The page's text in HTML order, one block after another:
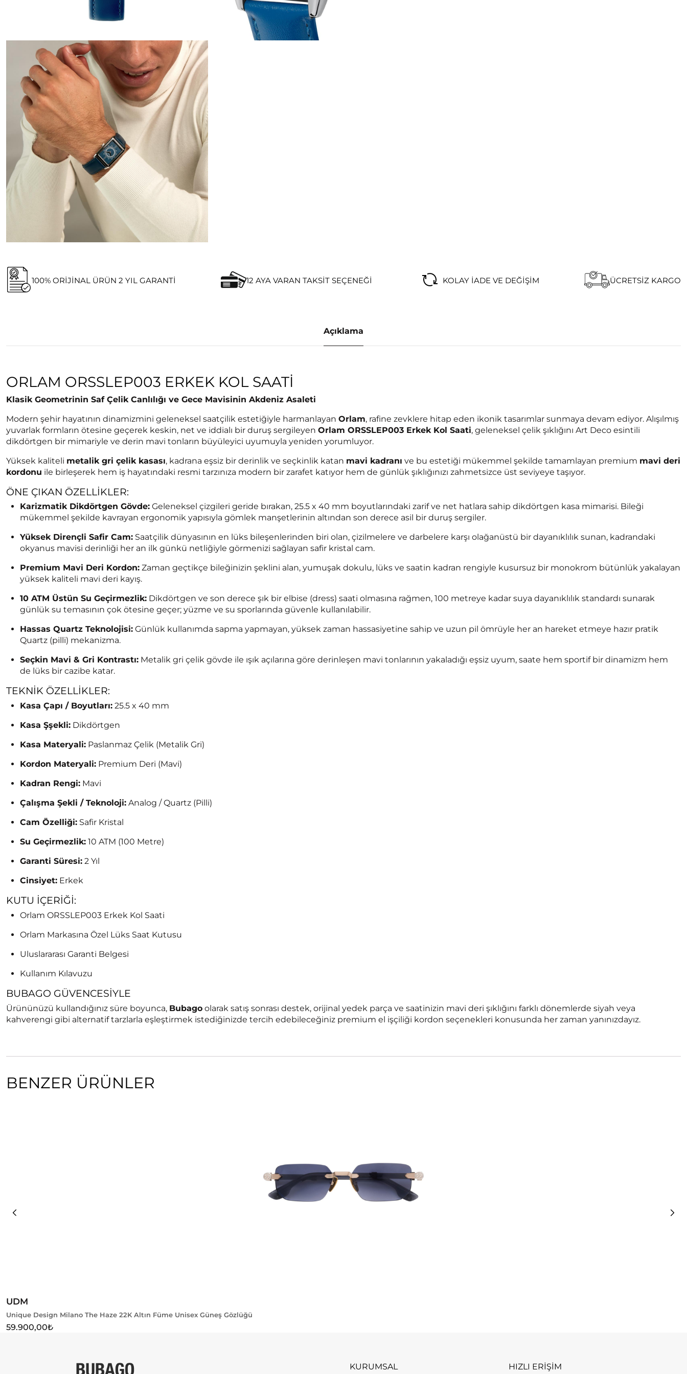
100% ORIJINAL ÜRÜN 2 YIL GARANTI 12 AYA VARAN TAKSIT SEÇENEĞI KOLAY İADE VE DEĞIŞIM ÜCRETSIZ KARGO
Açıklama
ORLAM ORSSLEP003 ERKEK KOL SAATI
Klasik Geometrinin Saf Çelik Canlılığı ve Gece Mavisinin Akdeniz Asaleti
Modern şehir hayatının dinamizmini geleneksel saatçilik estetiğiyle harmanlayan Orlam, rafine zevklere hitap eden ikonik tasarımlar sunmaya devam ediyor. Alışılmış
yuvarlak formların ötesine geçerek keskin, net ve iddialı bir duruş sergileyen Orlam ORSSLEP003 Erkek Kol Saati, geleneksel çelik şıklığını Art Deco esintili
dikdörtgen bir mimariyle ve derin mavi tonların büyüleyici uyumuyla yeniden yorumluyor.
Yüksek kaliteli metalik gri çelik kasası, kadrana eşsiz bir derinlik ve seçkinlik katan mavi kadranı ve bu estetiği mükemmel şekilde tamamlayan premium mavi deri
kordonu ile birleşerek hem iş hayatındaki resmi tarzınıza modern bir zarafet katıyor hem de günlük şıklığınızı zahmetsizce üst seviyeye taşıyor.
ÖNE ÇIKAN ÖZELLIKLER:
Karizmatik Dikdörtgen Gövde: Geleneksel çizgileri geride bırakan, 25.5 x 40 mm boyutlarındaki zarif ve net hatlara sahip dikdörtgen kasa mimarisi. Bileği
mükemmel şekilde kavrayan ergonomik yapısıyla gömlek manşetlerinin altından son derece asil bir duruş sergiler.
Yüksek Dirençli Safir Cam: Saatçilik dünyasının en lüks bileşenlerinden biri olan, çizilmelere ve darbelere karşı olağanüstü bir dayanıklılık sunan, kadrandaki
okyanus mavisi derinliği her an ilk günkü netliğiyle görmenizi sağlayan safir kristal cam.
Premium Mavi Deri Kordon: Zaman geçtikçe bileğinizin şeklini alan, yumuşak dokulu, lüks ve saatin kadran rengiyle kusursuz bir monokrom bütünlük yakalayan
yüksek kaliteli mavi deri kayış.
10 ATM Üstün Su Geçirmezlik: Dikdörtgen ve son derece şık bir elbise (dress) saati olmasına rağmen, 100 metreye kadar suya dayanıklılık standardı sunarak
günlük su temasının çok ötesine geçer; yüzme ve su sporlarında güvenle kullanılabilir.
Hassas Quartz Teknolojisi: Günlük kullanımda sapma yapmayan, yüksek zaman hassasiyetine sahip ve uzun pil ömrüyle her an hareket etmeye hazır pratik
Quartz (pilli) mekanizma.
Seçkin Mavi & Gri Kontrastı: Metalik gri çelik gövde ile ışık açılarına göre derinleşen mavi tonlarının yakaladığı eşsiz uyum, saate hem sportif bir dinamizm hem
de lüks bir cazibe katar.
TEKNIK ÖZELLIKLER:
Kasa Çapı / Boyutları: 25.5 x 40 mm
Kasa Şşekli: Dikdörtgen
Kasa Materyali: Paslanmaz Çelik (Metalik Gri)
Kordon Materyali: Premium Deri (Mavi)
Kadran Rengi: Mavi
Çalışma Şekli / Teknoloji: Analog / Quartz (Pilli)
Cam Özelliği: Safir Kristal
Su Geçirmezlik: 10 ATM (100 Metre)
Garanti Süresi: 2 Yıl
Cinsiyet: Erkek
KUTU İÇERIĞI:
Orlam ORSSLEP003 Erkek Kol Saati
Orlam Markasına Özel Lüks Saat Kutusu
Uluslararası Garanti Belgesi
Kullanım Kılavuzu
BUBAGO GÜVENCESIYLE
Ürününüzü kullandığınız süre boyunca, Bubago olarak satış sonrası destek, orijinal yedek parça ve saatinizin mavi deri şıklığını farklı dönemlerde siyah veya
kahverengi gibi alternatif tarzlarla eşleştirmek istediğinizde tercih edebileceğiniz premium el işçiliği kordon seçenekleri konusunda her zaman yanınızdayız.
BENZER ÜRÜNLER
UDM
Unique Design Milano The Haze 22K Altın Füme Unisex Güneş Gözlüğü
59.900,00₺
KURUMSAL HIZLI ERİŞİM